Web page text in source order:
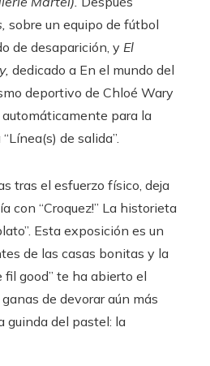
sobre un equipo de fútbol
de desaparición, y El
dedicado a En el mundo del
deportivo de Chloé Wary
para la
de salida”.
tras el esfuerzo físico, deja
con “Croquez!” La historieta
Esta exposición es un
de las casas bonitas y la
fil good” te ha abierto el
de devorar aún más
guinda del pastel: la